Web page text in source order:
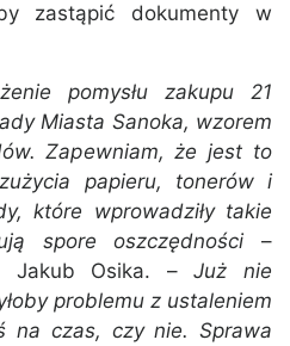
zastąpić dokumenty w
pomysłu zakupu 21
Miasta Sanoka, wzorem
Zapewniam, że jest to
papieru, tonerów i
które wprowadziły takie
spore oszczędności –
Jakub Osika. –Już nie
problemu z ustaleniem
na czas, czy nie. Sprawa